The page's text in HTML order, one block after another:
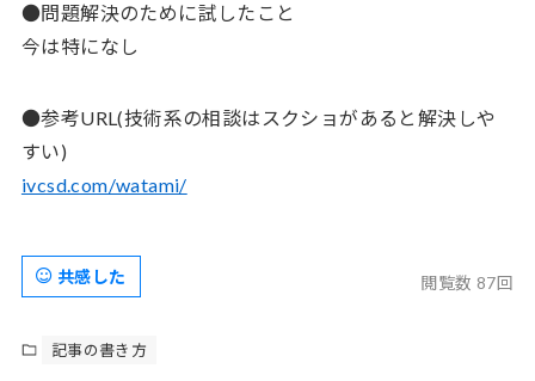
●問題解決のために試したこと
今は特になし
●参考URL(技術系の相談はスクショがあると解決しや
すい)
ivcsd.com/watami/
閲覧数 87回
共感した
記事の書き方